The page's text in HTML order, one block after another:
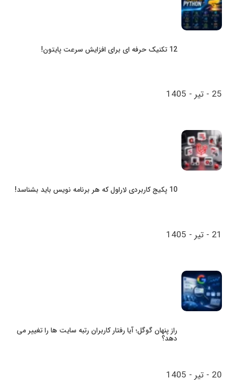
12 تکنیک حرفه ای برای افزایش سرعت پایتون!
25 - تیر - 1405
10 پکیج کاربردی لاراول که هر برنامه‌ نویس باید بشناسد!
21 - تیر - 1405
راز پنهان گوگل؛ آیا رفتار کاربران رتبه سایت‌ ها را تغییر می‌
دهد؟
20 - تیر - 1405